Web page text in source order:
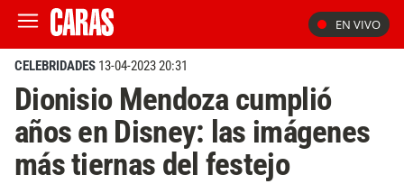
EN VIVO
CELEBRIDADES 13-04-2023 20:31
Dionisio Mendoza cumplió
años en Disney: las imágenes
más tiernas del festejo